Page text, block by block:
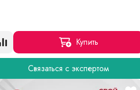
Купить
Связаться с экспертом